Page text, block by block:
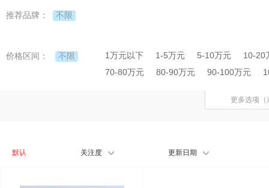
推荐品牌： 不限
价格区间： 不限 1万元以下 1-5万元 5-10万元
10-20
70-80万元
80-90万元 90-100万元
更多选项
默认 关注度 更新日期